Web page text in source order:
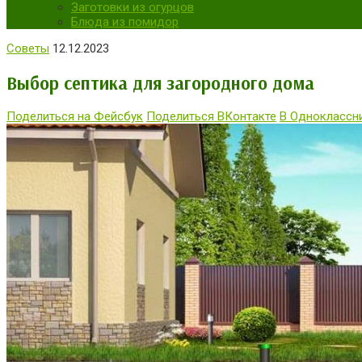
Заготовки из огурцов
Блюда из помидор
Советы 12.12.2023
Выбор септика для загородного дома
Поделиться на Фейсбук Поделиться ВКонтакте В